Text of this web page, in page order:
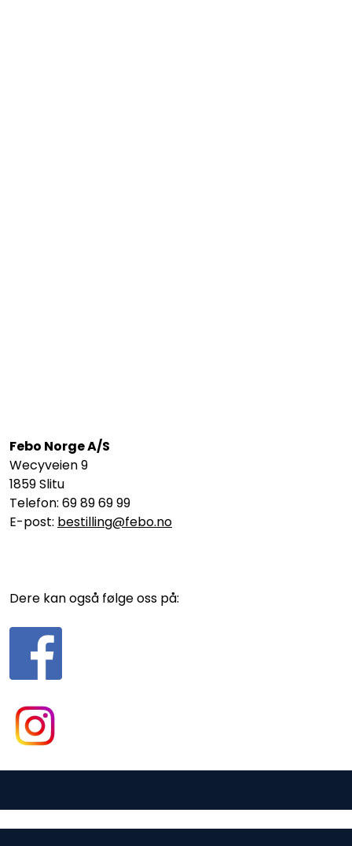
Febo Norge A/S
Wecyveien 9
1859 Slitu
Telefon: 69 89 69 99
E-post: bestilling@febo.no
Dere kan også følge oss på: